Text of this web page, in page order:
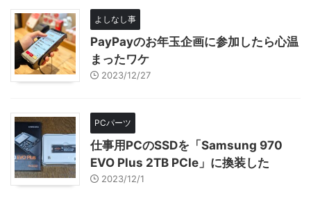
よしなし事
PayPayのお年玉企画に参加したら心温
まったワケ
2023/12/27
PCパーツ
仕事用PCのSSDを「Samsung 970
EVO Plus 2TB PCIe」に換装した
2023/12/1